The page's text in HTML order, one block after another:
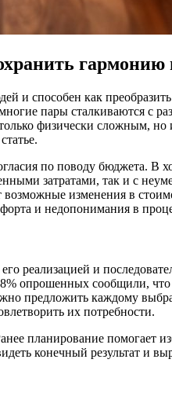
гармонию
и способен как
пары сталкиваются с
физически сложным,
по поводу бюджета.
затратами, так и с
изменения в
и недопонимания в
реализацией и
опрошенных сообщили,
предложить каждому
их потребности.
планирование помогает
конечный результат и